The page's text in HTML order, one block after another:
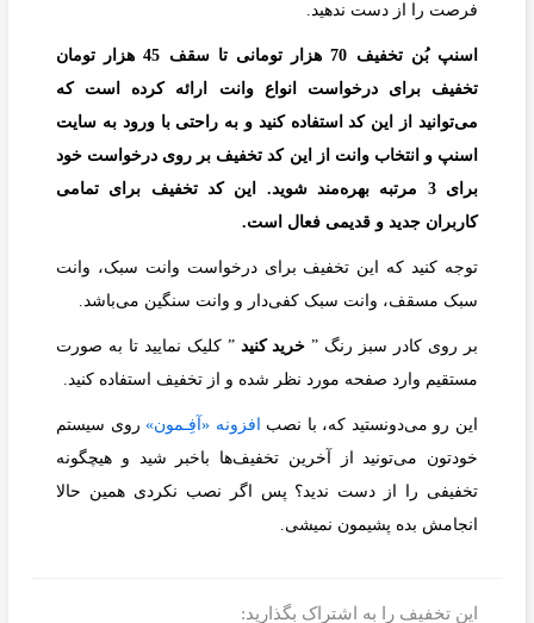
فرصت را از دست ندهيد.
اسنپ بُن تخفیف 70 هزار تومانی تا سقف 45 هزار تومان
تخفیف برای درخواست انواع وانت ارائه کرده است که
می‌توانيد از این کد استفاده کنید و به راحتی با ورود به سايت
اسنپ و انتخاب وانت از اين كد تخفيف بر روی درخواست خود
برای 3 مرتبه بهره‌مند شوید. این کد تخفیف برای تمامی
کاربران جدید و قدیمی فعال است.
توجه کنید که این تخفیف برای درخواست وانت سبک، وانت
سبک مسقف، وانت سبک کفی‌دار و وانت سنگین می‌باشد.
بر روی کادر سبز رنگ ” خرید کنید ” کلیک نمایید تا به صورت
مستقیم وارد صفحه مورد نظر شده و از تخفیف استفاده کنید.
این رو می‌دونستید که، با نصب افزونه «آفِـمون»روی سیستم
خودتون می‌تونید از آخرین تخفیف‌ها باخبر شید و هیچگونه
تخفیفی را از دست ندید؟ پس اگر نصب نکردی همین حالا
انجامش بده پشیمون نمیشی.
این تخفیف را به اشتراک بگذارید: